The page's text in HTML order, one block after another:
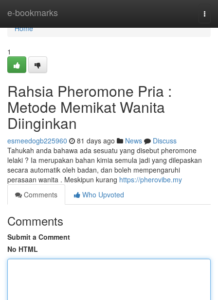
e-bookmarks
Home
Home
1
Rahsia Pheromone Pria :
Metode Memikat Wanita
Diinginkan
esmeedogb225960 81 days ago News
Discuss
Tahukah anda bahawa ada sesuatu yang disebut pheromone
lelaki ? Ia merupakan bahan kimia semula jadi yang dilepaskan
secara automatik oleh badan, dan boleh mempengaruhi
perasaan wanita . Meskipun kurang https://pherovibe.my
Comments
Who Upvoted
Comments
Submit a Comment
No HTML